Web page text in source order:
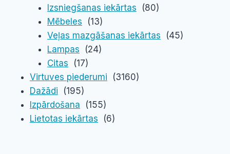
Izsniegšanas iekārtas
(80)
Mēbeles
(13)
Veļas mazgāšanas iekārtas
(45)
Lampas
(24)
Citas
(17)
Virtuves piederumi
(3160)
Dažādi
(195)
Izpārdošana
(155)
Lietotas iekārtas
(6)